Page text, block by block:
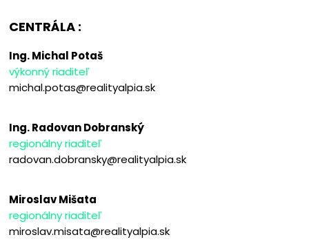
CENTRÁLA :
Ing. Michal Potaš
výkonný riaditeľ
michal.potas@realityalpia.sk
Ing. Radovan Dobranský
regionálny riaditeľ
radovan.dobransky@realityalpia.sk
Miroslav Mišata
regionálny riaditeľ
miroslav.misata@realityalpia.sk